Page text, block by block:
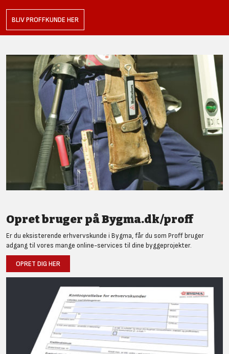
BLIV PROFFKUNDE HER
Opret bruger på Bygma.dk/proff
Er du eksisterende erhvervskunde i Bygma, får du som Proff bruger
adgang til vores mange online-services til dine byggeprojekter.
OPRET DIG HER